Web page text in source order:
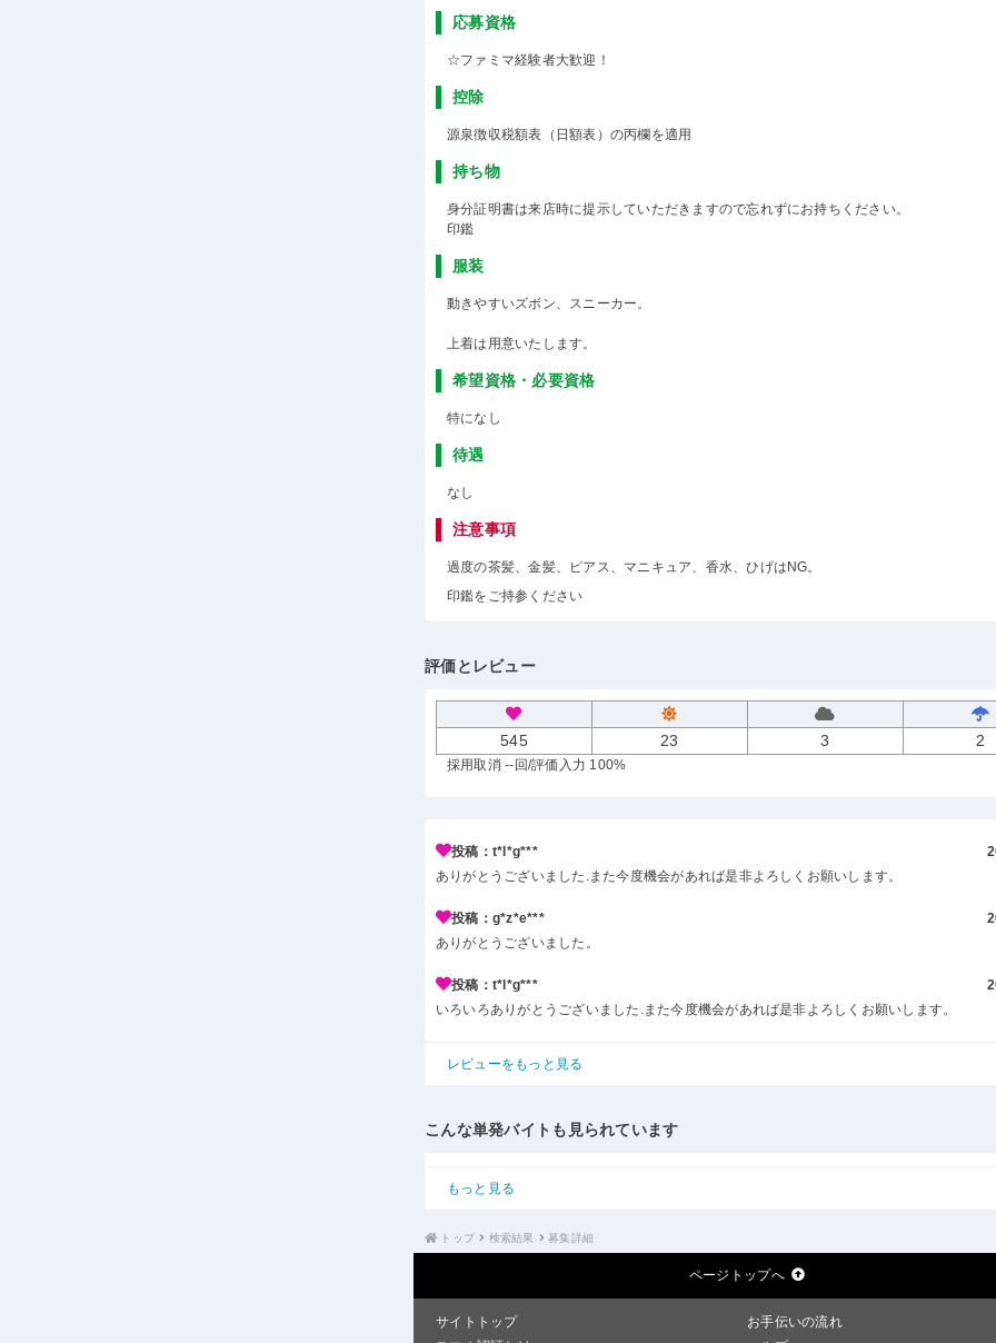
応募資格
☆ファミマ経験者大歓迎！
控除
源泉徴収税額表（日額表）の丙欄を適用
持ち物
身分証明書は来店時に提示していただきますので忘れずにお持ちください。
印鑑
服装
動きやすいズボン、スニーカー。
上着は用意いたします。
希望資格・必要資格
特になし
待遇
なし
注意事項
過度の茶髪、金髪、ピアス、マニキュア、香水、ひげはNG。
印鑑をご持参ください
評価とレビュー
545 23 3 2
採用取消 --回/評価入力 100%
投稿：t*l*g***
ありがとうございました.また今度機会があれば是非よろしくお願いします。
投稿：g*z*e***
ありがとうございました。
投稿：t*l*g***
いろいろありがとうございました.また今度機会があれば是非よろしくお願いします。
レビューをもっと見る
こんな単発バイトも見られています
もっと見る
トップ 検索結果 募集詳細
ページトップへ
サイトトップ
お手伝いの流れ